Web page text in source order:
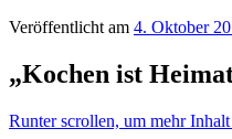
Veröffentlicht am 4. Oktober
„Kochen ist
Runter scrollen, um mehr Inhalt